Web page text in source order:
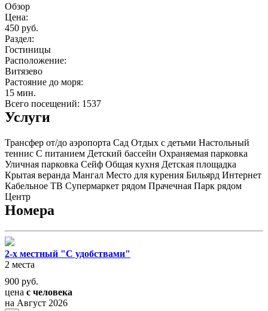
Обзор
Цена:
450 руб.
Раздел:
Гостиницы
Расположение:
Витязево
Растояние до моря:
15 мин.
Всего посещений: 1537
Услуги
Трансфер от/до аэропорта Сад Отдых с детьми Настольный
теннис С питанием Детский бассейн Охраняемая парковка
Уличная парковка Сейф Общая кухня Детская площадка
Крытая веранда Мангал Место для курения Бильярд Интернет
Кабельное ТВ Супермаркет рядом Прачечная Парк рядом
Центр
Номера
2-х местный "С удобствами"
2 места
900 руб.
цена с человека
на Август 2026